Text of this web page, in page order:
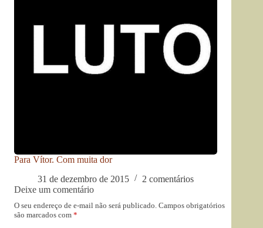
Para Vítor. Com muita dor
31 de dezembro de 2015
2 comentários
Deixe um comentário
O seu endereço de e-mail não será publicado. Campos obrigatórios
são marcados com *